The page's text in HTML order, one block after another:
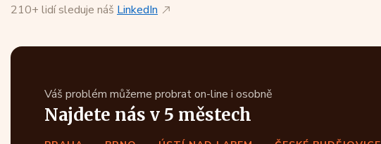
210+ lidí sleduje náš LinkedIn
Váš problém můžeme probrat on-line i osobně
Najdete nás v 5 městech